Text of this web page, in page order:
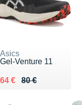
Asics
Gel-Venture 11
80 €
Au lieu de 80 €
64 €
Vendu 64 €